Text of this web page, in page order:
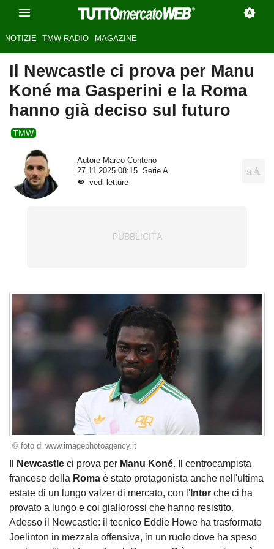
NOTIZIE TMW RADIO MAGAZINE
Il Newcastle ci prova per Manu
Koné ma Gasperini e la Roma
hanno già deciso sul futuro
TMW
Autore Marco Conterio
27.11.2025 08:15
Serie A
vedi letture
© foto di www.imagephotoagency.it
Newcastle ci prova per Manu Koné. Il centrocampista
francese della Roma è stato protagonista anche nell'ultima
estate di un lungo valzer di mercato, con l' Inter che ci ha
provato a lungo e coi giallorossi che hanno resistito.
Adesso il Newcastle: il tecnico Eddie Howe ha trasformato
Joelinton in mezzala offensiva, in un ruolo dove ha speso